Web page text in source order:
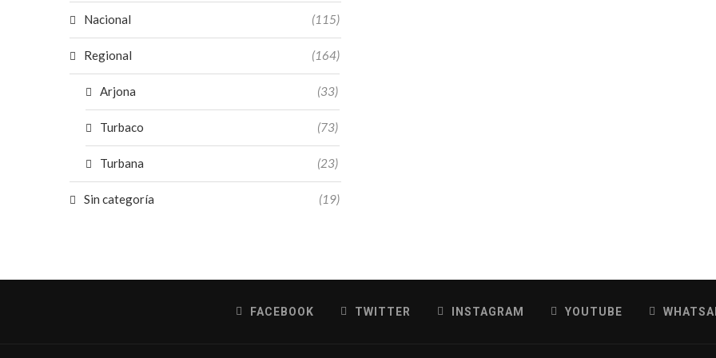
Nacional (115)
Regional (164)
Arjona (33)
Turbaco (73)
Turbana (23)
Sin categoría (19)
FACEBOOK TWITTER INSTAGRAM YOUTUBE